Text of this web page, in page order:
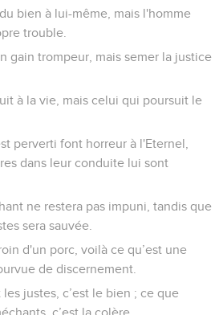
bien à lui-même, mais l'homme
trouble.
gain trompeur, mais semer la justice
à la vie, mais celui qui poursuit le
perverti font horreur à l'Eternel,
dans leur conduite lui sont
ne restera pas impuni, tandis que
sera sauvée.
d'un porc, voilà ce qu’est une
de discernement.
justes, c’est le bien ; ce que
c’est la colère.